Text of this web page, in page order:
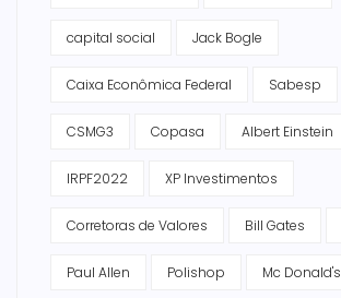
capital social Jack Bogle
Caixa Econômica Federal Sabesp
CSMG3 Copasa Albert Einstein
IRPF2022 XP Investimentos
Corretoras de Valores Bill Gates
Paul Allen Polishop Mc Donald's